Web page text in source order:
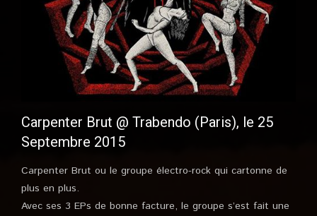
Carpenter Brut @ Trabendo (Paris), le 25
Septembre 2015
Carpenter Brut ou le groupe électro-rock qui cartonne de
plus en plus.
Avec ses 3 EPs de bonne facture, le groupe s’est fait une